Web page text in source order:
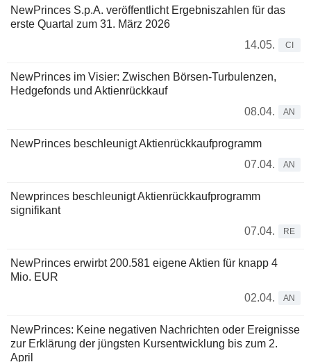
NewPrinces S.p.A. veröffentlicht Ergebniszahlen für das
erste Quartal zum 31. März 2026
14.05.
CI
NewPrinces im Visier: Zwischen Börsen-Turbulenzen,
Hedgefonds und Aktienrückkauf
08.04.
AN
NewPrinces beschleunigt Aktienrückkaufprogramm
07.04.
AN
Newprinces beschleunigt Aktienrückkaufprogramm
signifikant
07.04.
RE
NewPrinces erwirbt 200.581 eigene Aktien für knapp 4
Mio. EUR
02.04.
AN
NewPrinces: Keine negativen Nachrichten oder Ereignisse
zur Erklärung der jüngsten Kursentwicklung bis zum 2.
April